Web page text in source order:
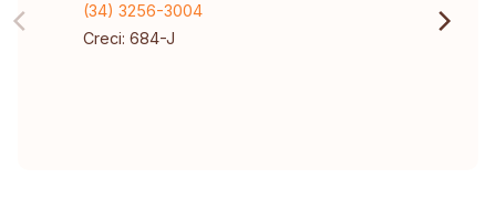
(34) 3256-3004
Creci: 684-J